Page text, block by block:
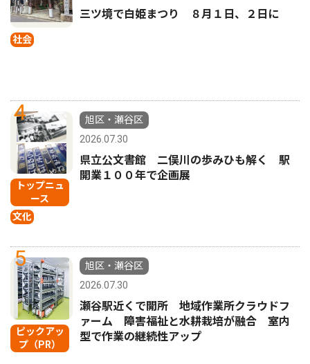
社会
三ツ境で白姫まつり ８月１日、２日に
4
トップニュ
ース
文化
旭区・瀬谷区
2026.07.30
県立公文書館 二俣川の歩みひも解く 駅
開業１００年で企画展
5
ピックアッ
プ（PR）
旭区・瀬谷区
2026.07.30
瀬谷駅近くで開所 地域作業所クラウドフ
ァーム 障害福祉と水耕栽培が融合 室内
型で作業の継続性アップ